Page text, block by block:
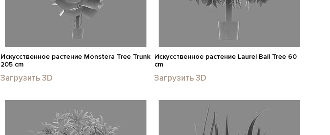
Искусственное растение Monstera Tree Trunk
205 cm
Загрузить 3D
Искусственное растение Laurel Ball Tree 60
cm
Загрузить 3D